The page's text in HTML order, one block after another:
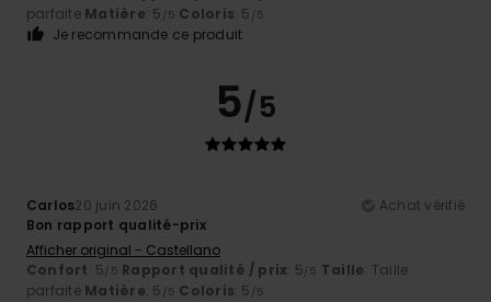
parfaite Matière: 5 /5 Coloris: 5 /5
Je recommande ce produit
5/5
Carlos20 juin 2026
Achat vérifié
Bon rapport qualité-prix
Afficher original - Castellano
Confort: 5/5 Rapport qualité / prix: 5/5 Taille: Taille
parfaite Matière: 5 /5 Coloris: 5 /5